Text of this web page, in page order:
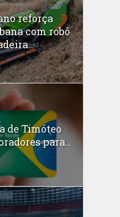
reforça
com robô
de Timóteo
para...